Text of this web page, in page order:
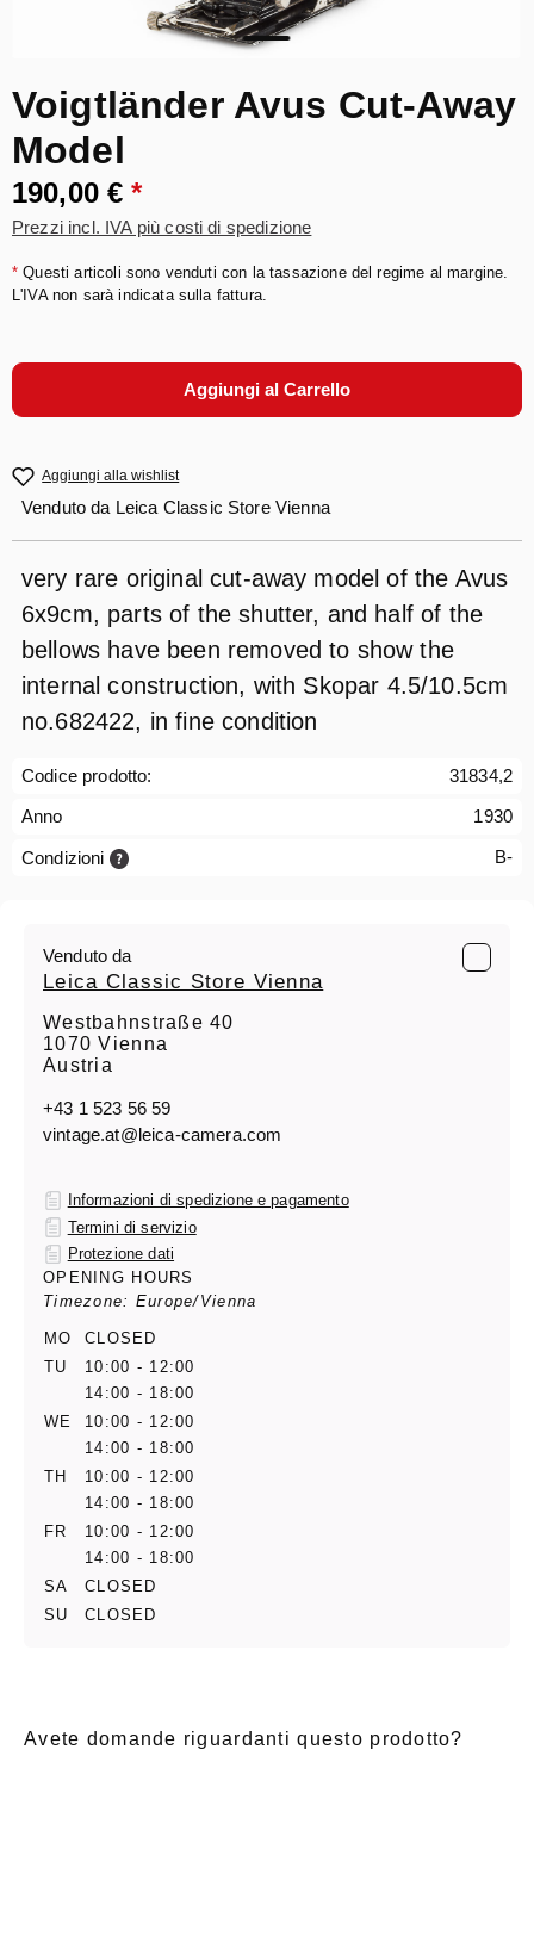
Voigtländer Avus Cut-Away
Model
190,00 €*
Prezzi incl. IVA più costi di spedizione
* Questi articoli sono venduti con la tassazione del regime al margine.
L'IVA non sarà indicata sulla fattura.
Aggiungi al Carrello
Aggiungi alla wishlist
Venduto da Leica Classic Store Vienna
very rare original cut-away model of the Avus
6x9cm, parts of the shutter, and half of the
bellows have been removed to show the
internal construction, with Skopar 4.5/10.5cm
no.682422, in fine condition
Codice prodotto:
31834,2
Anno
1930
Condizioni B-
Venduto da
Leica Classic Store Vienna
Westbahnstraße 40
1070 Vienna
Austria
+43 1 523 56 59
vintage.at@leica-camera.com
Informazioni di spedizione e pagamento
Termini di servizio
Protezione dati
OPENING HOURS
Timezone: Europe/Vienna
MO
CLOSED
TU
10:00 - 12:00
14:00 - 18:00
WE
10:00 - 12:00
14:00 - 18:00
TH
10:00 - 12:00
14:00 - 18:00
FR
10:00 - 12:00
14:00 - 18:00
SA
CLOSED
SU
CLOSED
Avete domande riguardanti questo prodotto?